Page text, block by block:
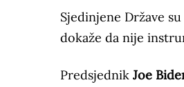
Sjedinjene Države
dokaže da nije
Predsjednik Joe